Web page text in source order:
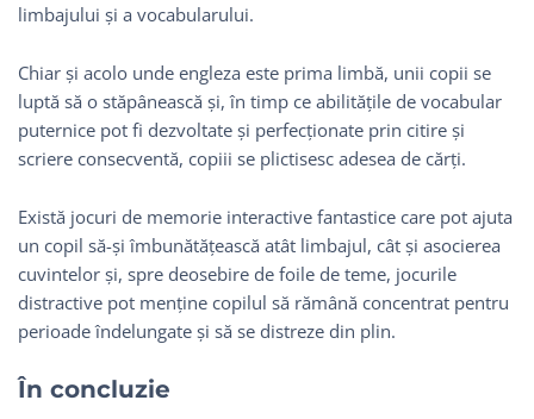
limbajului și a vocabularului.
Chiar și acolo unde engleza este prima limbă, unii copii se
luptă să o stăpânească și, în timp ce abilitățile de vocabular
puternice pot fi dezvoltate și perfecționate prin citire și
scriere consecventă, copiii se plictisesc adesea de cărți.
Există jocuri de memorie interactive fantastice care pot ajuta
un copil să-și îmbunătățească atât limbajul, cât și asocierea
cuvintelor și, spre deosebire de foile de teme, jocurile
distractive pot menține copilul să rămână concentrat pentru
perioade îndelungate și să se distreze din plin.
În concluzie